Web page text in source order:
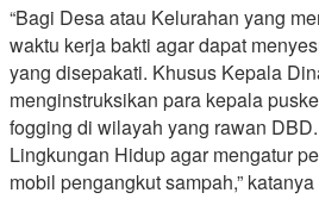
“Bagi Desa atau Kelurahan yang
waktu kerja bakti agar dapat
yang disepakati. Khusus Kepala
menginstruksikan para kepala
fogging di wilayah yang rawan
Lingkungan Hidup agar mengatur
mobil pengangkut sampah,”